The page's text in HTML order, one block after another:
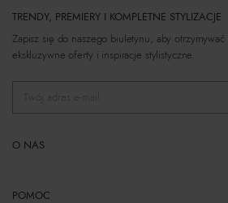
TRENDY, PREMIERY I KOMPLETNE STYLIZACJE
Zapisz się do naszego biuletynu, aby
ekskluzywne oferty i inspiracje stylistyczne.
O NAS
POMOC